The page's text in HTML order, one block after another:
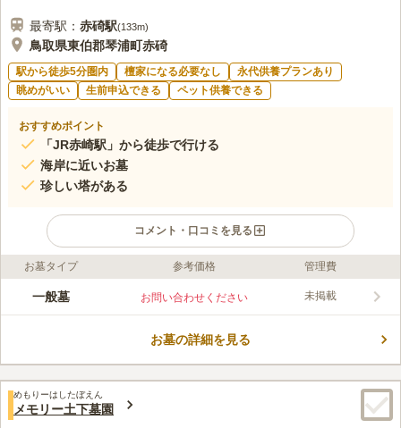
最寄駅： 赤碕駅(133m)
鳥取県東伯郡琴浦町赤碕
駅から徒歩5分圏内 檀家になる必要なし
永代供養プランあり
眺めがいい
生前申込できる ペット供養できる
おすすめポイント
「JR赤崎駅」から徒歩で行ける
海岸に近いお墓
珍しい塔がある
コメント・口コミを見る
ライフドット編集部のコメント
花見潟墓地は海岸に近く、潮風を肌に感じることができ、陽当た
「赤碕塔」と呼ばれる珍しい塔を見ることができます。 水汲み
口コミ評価
みんなの評価
70代女性
益から墓まで歩くと20分くらいかかります。途中にスーパーがあ
お墓タイプ 参考価格 管理費
一般墓 お問い合わせください 未掲載
お墓の詳細を見る
めもりーはしたぼえん
メモリー土下墓園